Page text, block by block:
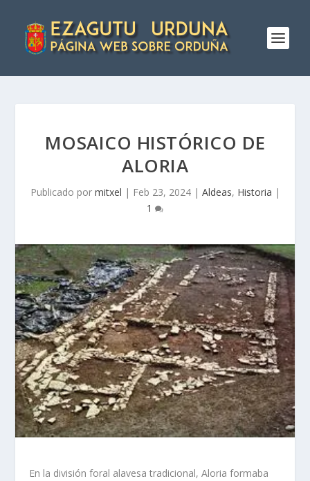
MOSAICO HISTÓRICO DE
ALORIA
Publicado por mitxel | Feb 23, 2024| Aldeas, Historia |
1
En la división foral alavesa tradicional, Aloria formaba